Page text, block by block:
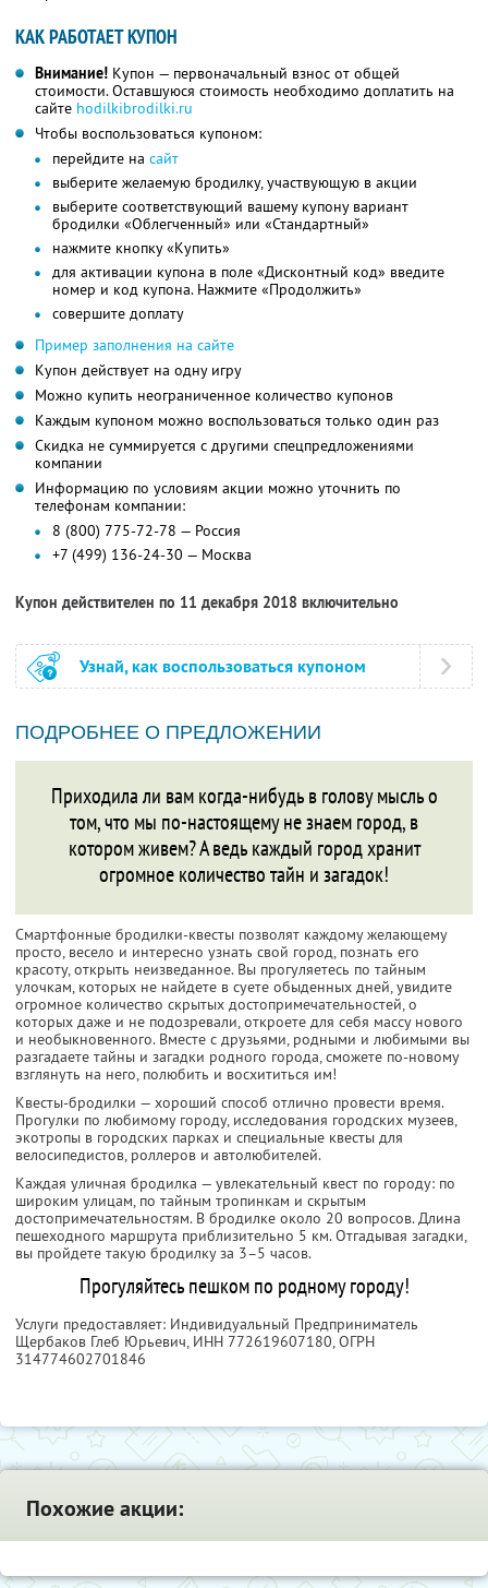
КАК РАБОТАЕТ КУПОН
Внимание! Купон — первоначальный взнос от общей
стоимости. Оставшуюся стоимость необходимо доплатить на
сайте hodilkibrodilki.ru
Чтобы воспользоваться купоном:
перейдите на сайт
выберите желаемую бродилку, участвующую в акции
выберите соответствующий вашему купону вариант
бродилки «Облегченный» или «Стандартный»
нажмите кнопку «Купить»
для активации купона в поле «Дисконтный код» введите
номер и код купона. Нажмите «Продолжить»
совершите доплату
Пример заполнения на сайте
Купон действует на одну игру
Можно купить неограниченное количество купонов
Каждым купоном можно воспользоваться только один раз
Скидка не суммируется с другими спецпредложениями
компании
Информацию по условиям акции можно уточнить по
телефонам компании:
8 (800) 775-72-78 — Россия
+7 (499) 136-24-30 — Москва
Купон действителен по 11 декабря 2018 включительно
Узнай, как воспользоваться купоном
ПОДРОБНЕЕ О ПРЕДЛОЖЕНИИ
Приходила ли вам когда-нибудь в голову мысль о
том, что мы по-настоящему не знаем город, в
котором живем? А ведь каждый город хранит
огромное количество тайн и загадок!
Смартфонные бродилки-квесты позволят каждому желающему
просто, весело и интересно узнать свой город, познать его
красоту, открыть неизведанное. Вы прогуляетесь по тайным
улочкам, которых не найдете в суете обыденных дней, увидите
огромное количество скрытых достопримечательностей, о
которых даже и не подозревали, откроете для себя массу нового
и необыкновенного. Вместе с друзьями, родными и любимыми вы
разгадаете тайны и загадки родного города, сможете по-новому
взглянуть на него, полюбить и восхититься им!
Квесты-бродилки — хороший способ отлично провести время.
Прогулки по любимому городу, исследования городских музеев,
экотропы в городских парках и специальные квесты для
велосипедистов, роллеров и автолюбителей.
Каждая уличная бродилка — увлекательный квест по городу: по
широким улицам, по тайным тропинкам и скрытым
достопримечательностям. В бродилке около 20 вопросов. Длина
пешеходного маршрута приблизительно 5 км. Отгадывая загадки,
вы пройдете такую бродилку за 3–5 часов.
Прогуляйтесь пешком по родному городу!
Услуги предоставляет: Индивидуальный Предприниматель
Щербаков Глеб Юрьевич, ИНН 772619607180, ОГРН
314774602701846
Похожие акции: